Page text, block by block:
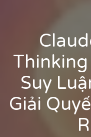
Thinking
Suy
Giải